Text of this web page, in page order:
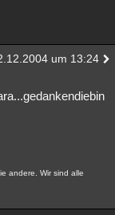
um 13:24
andere. Wir sind alle